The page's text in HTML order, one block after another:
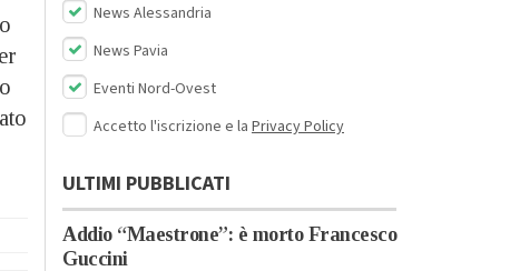
News Alessandria
News Pavia
Eventi Nord-Ovest
Accetto l'iscrizione e la Privacy Policy
ULTIMI PUBBLICATI
Addio “Maestrone”: è morto Francesco
Guccini